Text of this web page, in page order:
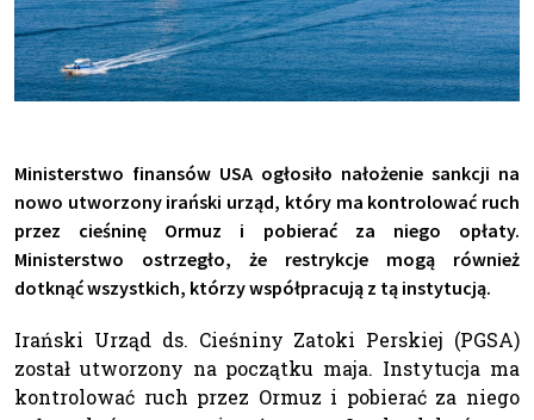
Ministerstwo finansów USA ogłosiło nałożenie sankcji na
nowo utworzony irański urząd, który ma kontrolować ruch
przez cieśninę Ormuz i pobierać za niego opłaty.
Ministerstwo ostrzegło, że restrykcje mogą również
dotknąć wszystkich, którzy współpracują z tą instytucją.
Irański Urząd ds. Cieśniny Zatoki Perskiej (PGSA)
został utworzony na początku maja. Instytucja ma
kontrolować ruch przez Ormuz i pobierać za niego